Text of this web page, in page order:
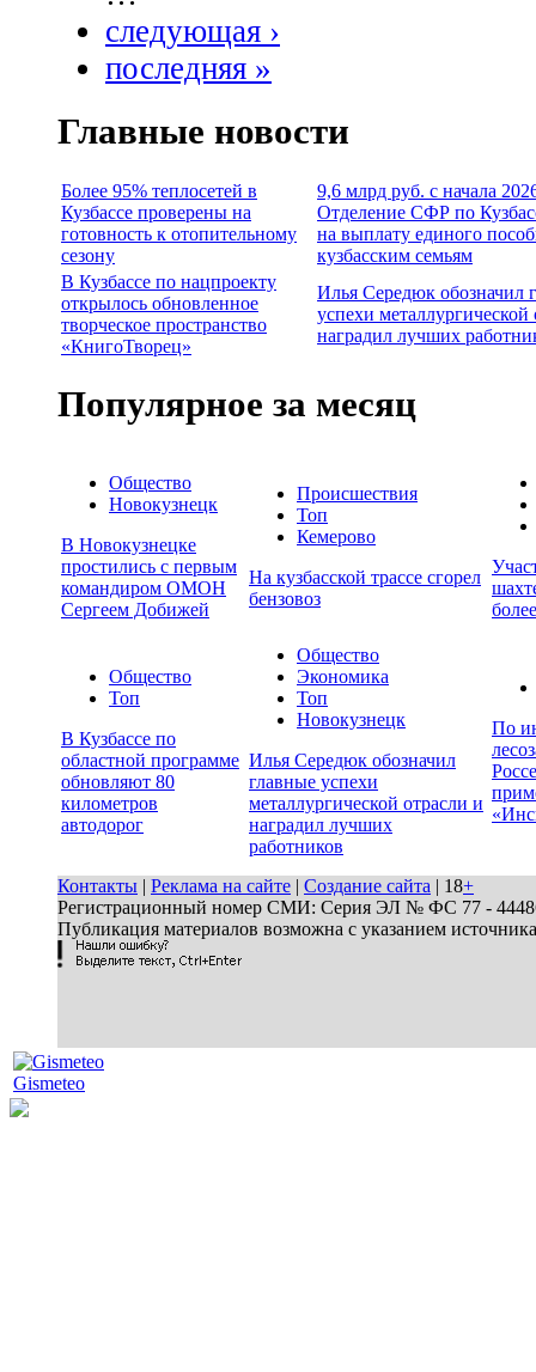
следующая ›
последняя »
Главные новости
Более 95% теплосетей в
Кузбассе проверены на
готовность к отопительному
сезону
9,6 млрд руб. с начала
Отделение СФР по
на выплату единого
кузбасским семьям
В Кузбассе по нацпроекту
открылось обновленное
творческое пространство
«КнигоТворец»
Илья Середюк обозначил
успехи металлургической
наградил лучших
Популярное за месяц
Общество
Новокузнецк
В Новокузнецке
простились с первым
командиром ОМОН
Сергеем Добижей
Происшествия
Топ
Кемерово
На кузбасской трассе сгорел
бензовоз
Общество
Топ
В Кузбассе по
областной программе
обновляют 80
километров
автодорог
Общество
Экономика
Топ
Новокузнецк
Илья Середюк обозначил
главные успехи
металлургической отрасли и
наградил лучших
работников
По
Контакты | Реклама на сайте | Создание сайта | 18+
Регистрационный номер СМИ: Серия ЭЛ № ФС 77 - 44486
Публикация материалов возможна с указанием
Gismeteo